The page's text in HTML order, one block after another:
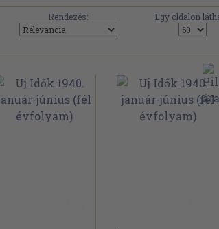
Rendezés:
Egy oldalon